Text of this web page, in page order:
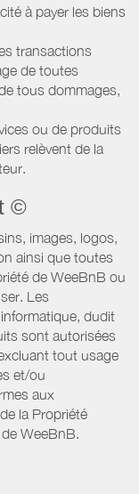
à payer les biens
transactions
de toutes
tous dommages,
ou de produits
relèvent de la
©
images, logos,
ainsi que toutes
de WeeBnB ou
Les
dudit
sont autorisées
tout usage
et/ou
aux
la Propriété
WeeBnB.